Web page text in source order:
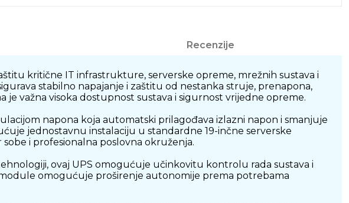
Recenzije
kritične IT infrastrukture, serverske opreme, mrežnih sustava i
stabilno napajanje i zaštitu od nestanka struje, prenapona,
važna visoka dostupnost sustava i sigurnost vrijedne opreme.
napona koja automatski prilagođava izlazni napon i smanjuje
jednostavnu instalaciju u standardne 19-inčne serverske
i profesionalna poslovna okruženja.
ovaj UPS omogućuje učinkovitu kontrolu rada sustava i
omogućuje proširenje autonomije prema potrebama